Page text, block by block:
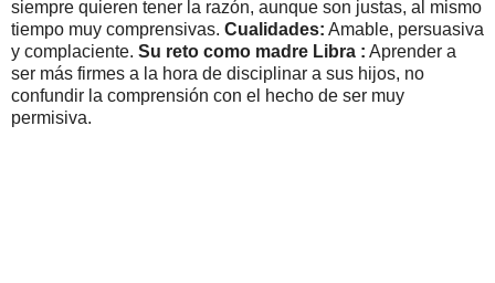
siempre quieren tener la razón, aunque son justas, al mismo
tiempo muy comprensivas. Cualidades: Amable, persuasiva
y complaciente. Su reto como madre Libra : Aprender a
ser más firmes a la hora de disciplinar a sus hijos, no
confundir la comprensión con el hecho de ser muy
permisiva.